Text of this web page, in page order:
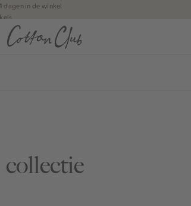
dagen in de winkel
1 tot 5 dagen bezorgd
| Wero, Riverty, Apple pay & creditcard
collectie